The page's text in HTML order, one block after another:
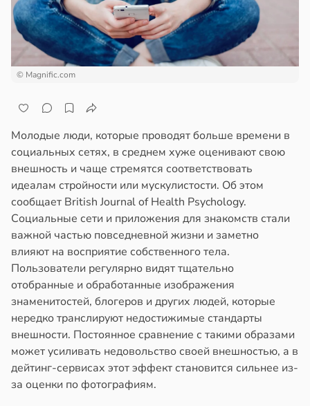
© Magnific.com
Молодые люди, которые проводят больше времени в
социальных сетях, в среднем хуже оценивают свою
внешность и чаще стремятся соответствовать
идеалам стройности или мускулистости. Об этом
сообщает British Journal of Health Psychology.
Социальные сети и приложения для знакомств стали
важной частью повседневной жизни и заметно
влияют на восприятие собственного тела.
Пользователи регулярно видят тщательно
отобранные и обработанные изображения
знаменитостей, блогеров и других людей, которые
нередко транслируют недостижимые стандарты
внешности. Постоянное сравнение с такими образами
может усиливать недовольство своей внешностью, а в
дейтинг-сервисах этот эффект становится сильнее из-
за оценки по фотографиям.